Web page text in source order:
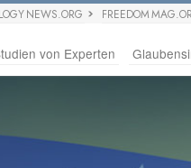
NEWS.ORG FREEDOM
von Experten